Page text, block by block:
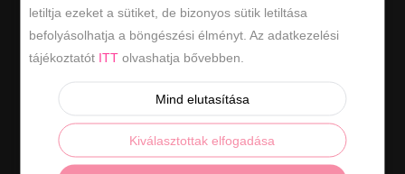
ÁSZF
ELÁLLÁS A SZERZŐDÉSTŐL
letiltja ezeket a sütiket, de bizonyos sütik letiltása
befolyásolhatja a böngészési élményt. Az adatkezelési
tájékoztatót ITT olvashatja bővebben.
Mind elutasítása
Kiválasztottak elfogadása